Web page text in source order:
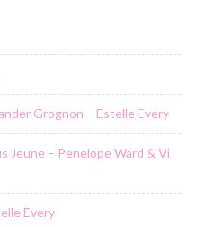
Grognon – Estelle Every
Jeune – Penelope Ward & Vi
Every